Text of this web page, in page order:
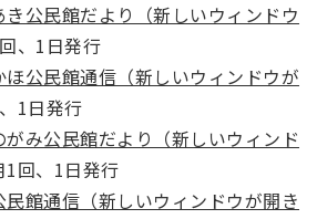
き公民館だより（新しいウィンドウ
、1日発行
ほ公民館通信（新しいウィンドウが
1日発行
がみ公民館だより（新しいウィンド
1回、1日発行
民館通信（新しいウィンドウが開き